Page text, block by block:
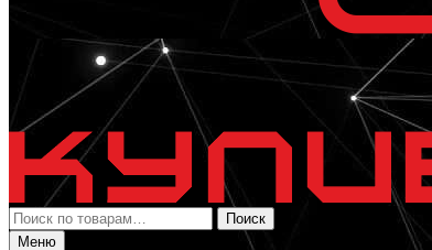
Искать:
Поиск
Меню